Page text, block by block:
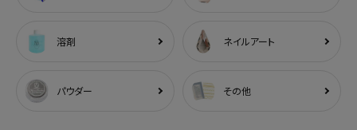
溶剤 ネイルアート
パウダー その他